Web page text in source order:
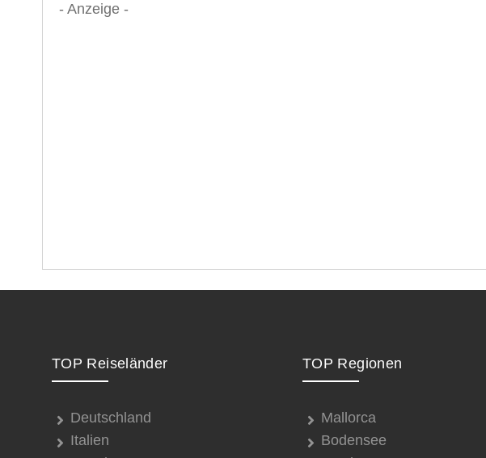
- Anzeige -
TOP Reiseländer
Deutschland
Italien
TOP Regionen
Mallorca
Bodensee